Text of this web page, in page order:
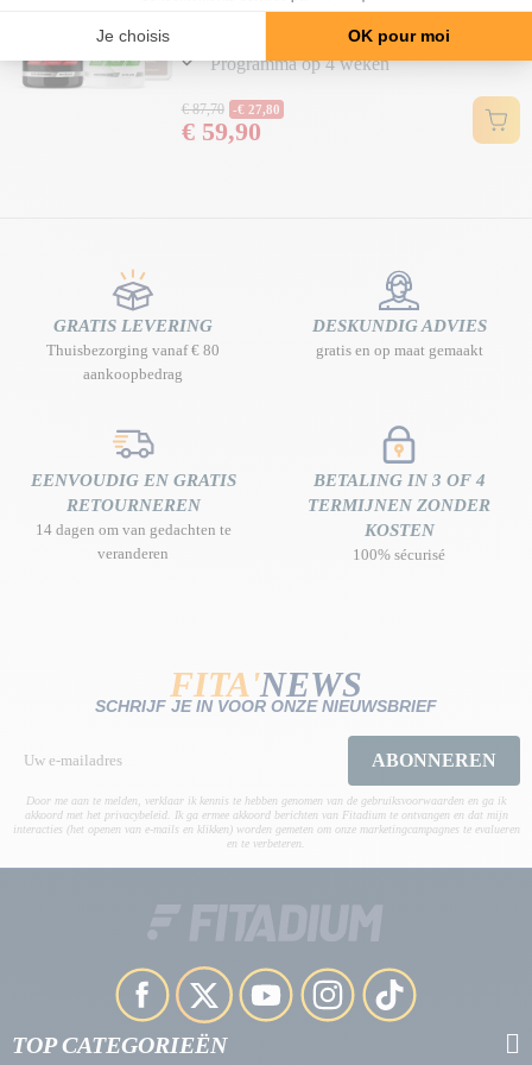
Slankere taille en geaccentueerde V-
Programma op 4 weken
Normale prijs
€ 87,70 -€ 27,80
Prijs
€ 59,90
GRATIS LEVERING
Thuisbezorging vanaf € 80
aankoopbedrag
DESKUNDIG ADVIES
gratis en op maat gemaakt
EENVOUDIG EN GRATIS
RETOURNEREN
14 dagen om van gedachten te
veranderen
BETALING IN 3 OF 4
TERMIJNEN ZONDER
KOSTEN
100% sécurisé
FITA'NEWS
SCHRIJF JE IN VOOR ONZE NIEUWSBRIEF
ABONNEREN
Door me aan te melden, verklaar ik kennis te hebben genomen van de gebruiksvoorwaarden en ga ik
akkoord met het privacybeleid. Ik ga ermee akkoord berichten van Fitadium te ontvangen en dat mijn
interacties (het openen van e-mails en klikken) worden gemeten om onze marketingcampagnes te evalueren
en te verbeteren.
TOP CATEGORIEËN